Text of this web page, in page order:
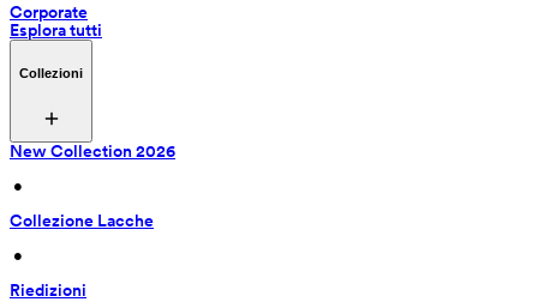
Corporate
Esplora tutti
Collezioni
New Collection 2026
•
Collezione Lacche
•
Riedizioni